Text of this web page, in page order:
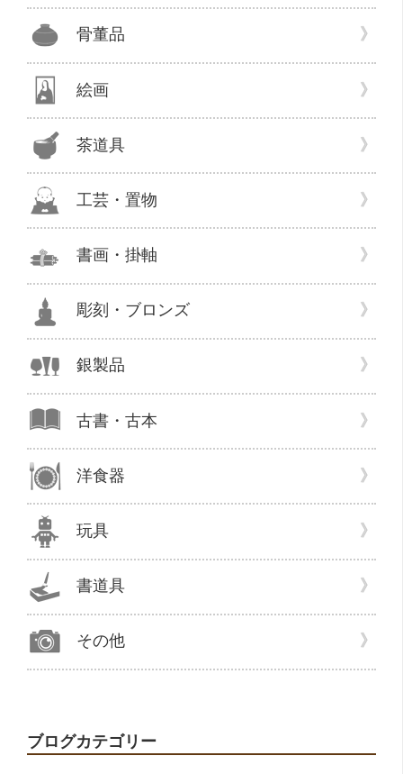
骨董品
絵画
茶道具
工芸・置物
書画・掛軸
彫刻・ブロンズ
銀製品
古書・古本
洋食器
玩具
書道具
その他
ブログカテゴリー